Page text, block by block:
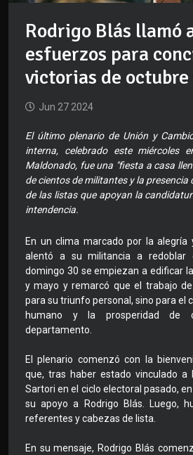
Rodrigo Blás llamó
esfuerzos para
victorias de octubre
Jun 27 2024
El último plenario de Unión y
interna, celebrado este miércoles
Maldonado, fue una "fiesta a casa
de cientos de militantes y la presencia
de las listas que apoyan la
intendencia.
En un clima marcado por la alegría
alentó a su militancia a redoblar
domingo 30 se empiezan a edificar
y mayo y remarcó que el trabajo
para su triunfo personal, sino para el
humano y la prosperidad de
departamento.
El plenario comenzó con la
que, tras haber estado vinculado a
Sartori en el ciclo electoral pasado,
su apoyo a Rodrigo Blás. Luego,
referentes y cabezas de lista.
En su mensaje, Rodrigo Blás